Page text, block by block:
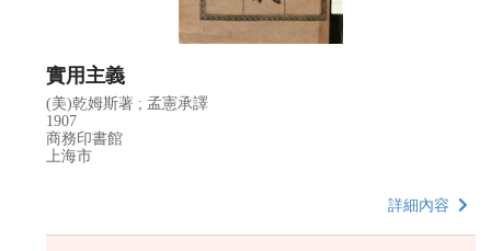
實用主義
(美)乾姆斯著 ; 孟憲承譯
1907
商務印書館
上海市
詳細內容